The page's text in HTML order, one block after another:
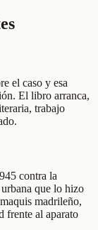
el caso y esa
El libro arranca,
trabajo
contra la
que lo hizo
madrileño,
frente al aparato